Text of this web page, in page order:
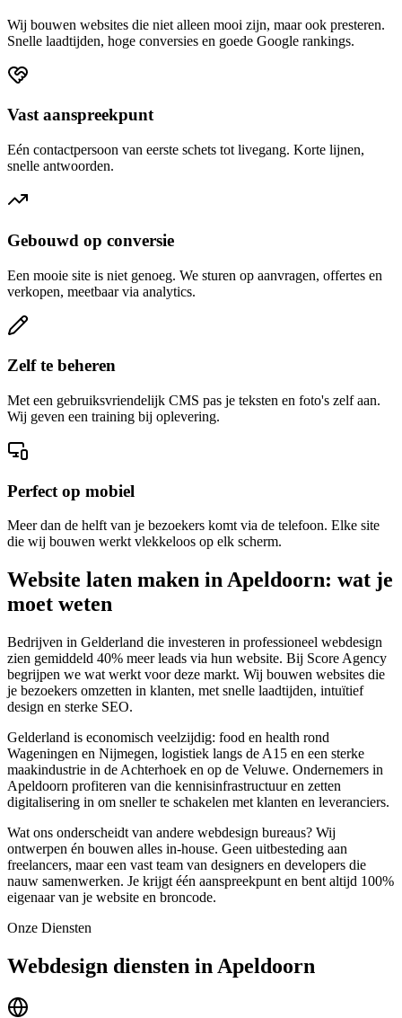
Wij bouwen websites die niet alleen mooi zijn, maar ook presteren.
Snelle laadtijden, hoge conversies en goede Google rankings.
Vast aanspreekpunt
Eén contactpersoon van eerste schets tot livegang. Korte lijnen,
snelle antwoorden.
Gebouwd op conversie
Een mooie site is niet genoeg. We sturen op aanvragen, offertes en
verkopen, meetbaar via analytics.
Zelf te beheren
Met een gebruiksvriendelijk CMS pas je teksten en foto's zelf aan.
Wij geven een training bij oplevering.
Perfect op mobiel
Meer dan de helft van je bezoekers komt via de telefoon. Elke site
die wij bouwen werkt vlekkeloos op elk scherm.
Website laten maken in Apeldoorn: wat je
moet weten
Bedrijven in Gelderland die investeren in professioneel webdesign
zien gemiddeld 40% meer leads via hun website. Bij Score Agency
begrijpen we wat werkt voor deze markt. Wij bouwen websites die
je bezoekers omzetten in klanten, met snelle laadtijden, intuïtief
design en sterke SEO.
Gelderland is economisch veelzijdig: food en health rond
Wageningen en Nijmegen, logistiek langs de A15 en een sterke
maakindustrie in de Achterhoek en op de Veluwe. Ondernemers in
Apeldoorn profiteren van die kennisinfrastructuur en zetten
digitalisering in om sneller te schakelen met klanten en leveranciers.
Wat ons onderscheidt van andere webdesign bureaus? Wij
ontwerpen én bouwen alles in-house. Geen uitbesteding aan
freelancers, maar een vast team van designers en developers die
nauw samenwerken. Je krijgt één aanspreekpunt en bent altijd 100%
eigenaar van je website en broncode.
Onze Diensten
Webdesign diensten in Apeldoorn